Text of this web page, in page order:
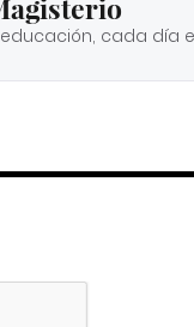
cada día